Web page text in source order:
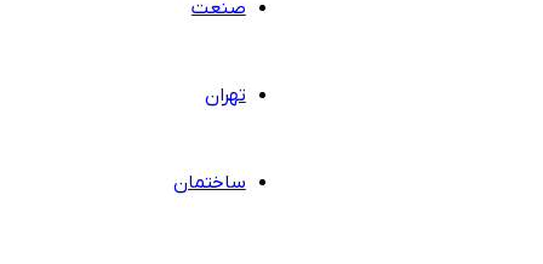
صنعت
تهران
ساختمان